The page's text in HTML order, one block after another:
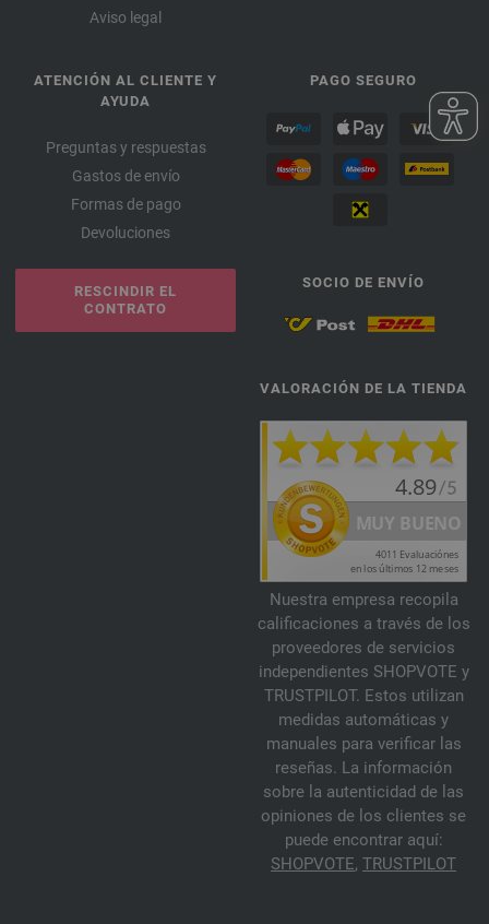
Aviso legal
ATENCIÓN AL CLIENTE Y
AYUDA
Preguntas y respuestas
Gastos de envío
Formas de pago
Devoluciones
RESCINDIR EL
CONTRATO
PAGO SEGURO
SOCIO DE ENVÍO
VALORACIÓN DE LA TIENDA
Nuestra empresa recopila
calificaciones a través de los
proveedores de servicios
independientes SHOPVOTE y
TRUSTPILOT. Estos utilizan
medidas automáticas y
manuales para verificar las
reseñas. La información
sobre la autenticidad de las
opiniones de los clientes se
puede encontrar aquí:
SHOPVOTE, TRUSTPILOT